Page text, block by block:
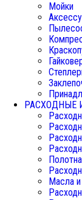
Мойки
РАСХОДНЫЕ
Масла